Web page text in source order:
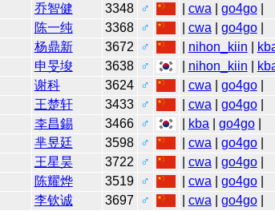
乔智健 3348 ♂ cwa go4go|
陈一纯 3368 ♂ cwa go4go|
杨鼎新 3672 ♂ nihon_kiin
申旻埈 3638 ♂ nihon_kiin
谢科 3624 ♂ cwa go4go|
王楚轩 3433 ♂ cwa go4go|
李昌錫 3466 ♂ kba go4go|
芈昱廷 3598 ♂ cwa go4go|
王星昊 3722 ♂ cwa go4go|
陈耀烨 3519 ♂ cwa go4go|
李钦诚 3697 ♂ cwa go4go|